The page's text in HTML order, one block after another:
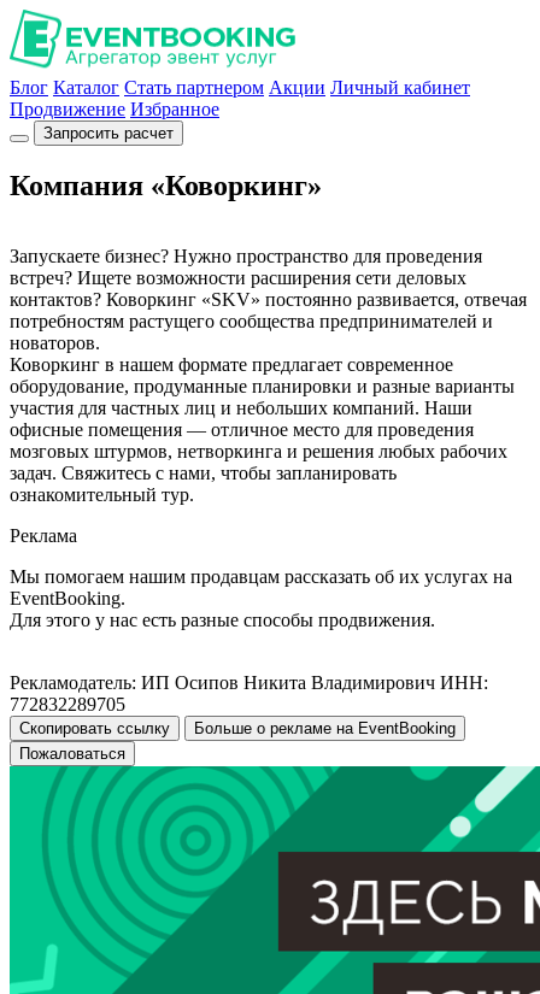
Блог Каталог Стать партнером Акции Личный кабинет
Продвижение Избранное
Запросить расчет
Компания «Коворкинг»
Запускаете бизнес? Нужно пространство для проведения
встреч? Ищете возможности расширения сети деловых
контактов? Коворкинг «SKV» постоянно развивается, отвечая
потребностям растущего сообщества предпринимателей и
новаторов.
Коворкинг в нашем формате предлагает современное
оборудование, продуманные планировки и разные варианты
участия для частных лиц и небольших компаний. Наши
офисные помещения — отличное место для проведения
мозговых штурмов, нетворкинга и решения любых рабочих
задач. Свяжитесь с нами, чтобы запланировать
ознакомительный тур.
Реклама
Мы помогаем нашим продавцам рассказать об их услугах на
EventBooking.
Для этого у нас есть разные способы продвижения.
Рекламодатель: ИП Осипов Никита Владимирович ИНН:
772832289705
Скопировать ссылку
Больше о рекламе на EventBooking
Пожаловаться